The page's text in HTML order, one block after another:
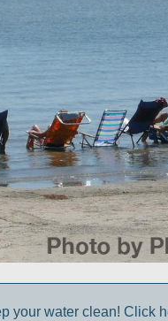
your water clean! Click